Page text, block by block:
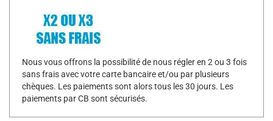
Nous vous offrons la possibilité de nous régler en 2 ou 3 fois
sans frais avec votre carte bancaire et/ou par plusieurs
chèques. Les paiements sont alors tous les 30 jours. Les
paiements par CB sont sécurisés.